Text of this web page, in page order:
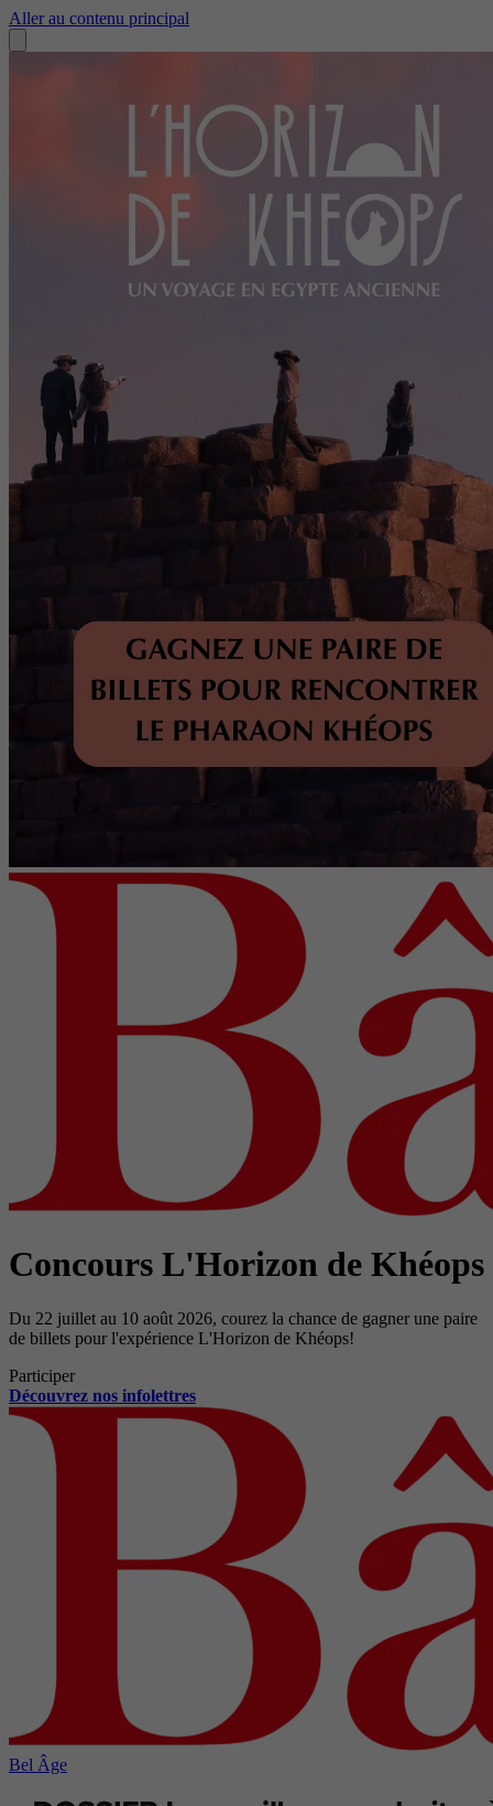
Aller au contenu principal
Concours L'Horizon de Khéops
Du 22 juillet au 10 août 2026, courez la chance de gagner une paire
de billets pour l'expérience L'Horizon de Khéops!
Participer
Découvrez nos infolettres
Bel Âge